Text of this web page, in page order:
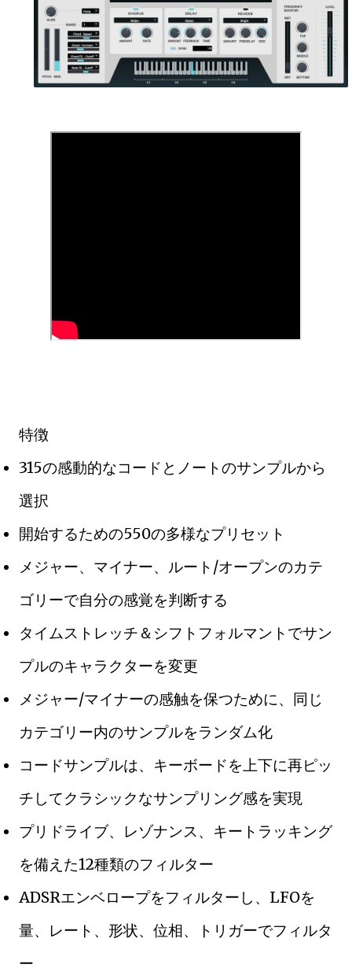
特徴
315の感動的なコードとノートのサンプルから
選択
開始するための550の多様なプリセット
メジャー、マイナー、ルート/オープンのカテ
ゴリーで自分の感覚を判断する
タイムストレッチ＆シフトフォルマントでサン
プルのキャラクターを変更
メジャー/マイナーの感触を保つために、同じ
カテゴリー内のサンプルをランダム化
コードサンプルは、キーボードを上下に再ピッ
チしてクラシックなサンプリング感を実現
プリドライブ、レゾナンス、キートラッキング
を備えた12種類のフィルター
ADSRエンベロープをフィルターし、LFOを
量、レート、形状、位相、トリガーでフィルタ
ー